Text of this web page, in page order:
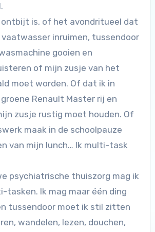
is, of het avondritueel dat
inruimen, tussendoor
gooien en
of mijn zusje van het
moet worden. Of dat ik in
groene Renault Master rij en
zusje rustig moet houden. Of
maak in de schoolpauze
van mijn lunch… Ik multi-task
psychiatrische thuiszorg mag ik
tasken. Ik mag maar één ding
tussendoor moet ik stil zitten
wandelen, lezen, douchen,